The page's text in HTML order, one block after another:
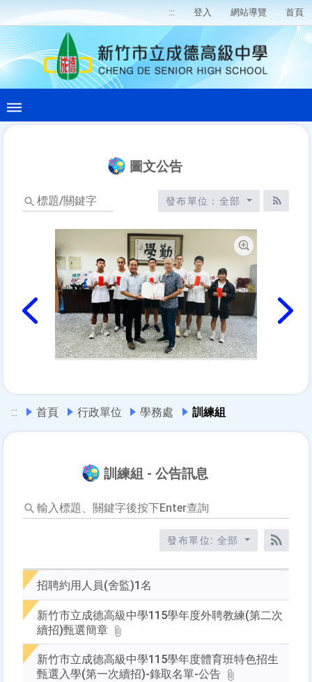
::: 登入 網站導覽 首頁
圖文公告
標
題/
發布單位：全部
RSS訂
::: 首頁 行政單位 學務處 訓練組
訓練組 - 公告訊息
輸
入
鍵
字
後
按
Enter
查
發布單位: 全部
RSS訂
招聘約用人員(舍監)1名
新竹市立成德高級中學115學年度外聘教練(第二次
續招)甄選簡章
新竹市立成德高級中學115學年度體育班特色招生
甄選入學(第一次續招)-錄取名單-公告